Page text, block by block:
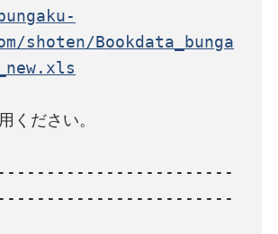
shoten/Bookdata_bunga
ください。